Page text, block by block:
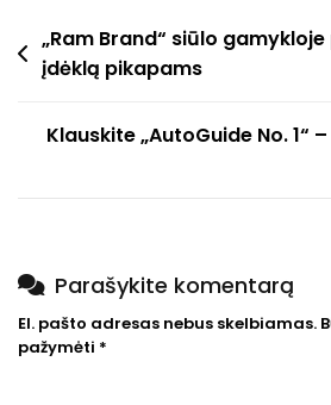
Navigacija
tarp
„Ram Brand“ siūlo
įdėklą pikapams
Klauskite „AutoGuide No. 1“
Parašykite komentarą
El. pašto adresas nebus skelbiamas.
pažymėti *